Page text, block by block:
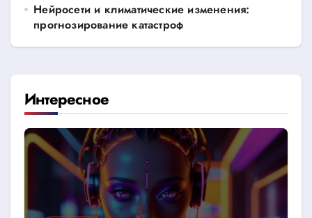
Нейросети и климатические изменения:
прогнозирование катастроф
Интересное